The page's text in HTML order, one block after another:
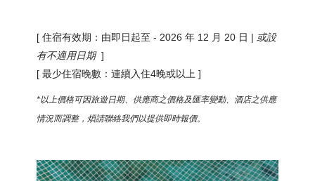
[ 住宿有效期：由即日起至 - 2026 年 12 月 20 日 | 或設
有不適用日期]
[ 最少住宿晚數：連續入住4晚或以上 ]
*以上價格可因旅遊日期、供應商之價格及匯率變動、酒店之供應
情況而調整，煩請聯絡我們以提供即時報價。